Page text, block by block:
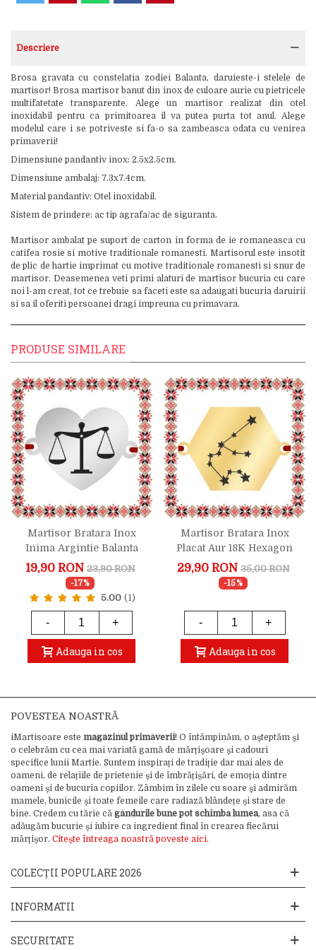
Descriere
Brosa gravata cu constelatia zodiei Balanta, daruieste-i stelele de
martisor! Brosa martisor banut din inox de culoare aurie cu pietricele
multifatetate transparente. Alege un martisor realizat din otel
inoxidabil pentru ca primitoarea il va putea purta tot anul. Alege
modelul care i se potriveste si fa-o sa zambeasca odata cu venirea
primaverii!
Dimensiune pandantiv inox: 2.5x2.5cm.
Dimensiune ambalaj: 7.3x7.4cm.
Material pandantiv: Otel inoxidabil.
Sistem de prindere: ac tip agrafa/ac de siguranta.
Martisor ambalat pe suport de carton in forma de ie romaneasca cu
catifea rosie si motive traditionale romanesti. Martisorul este insotit
de plic de hartie imprimat cu motive traditionale romanesti si snur de
martisor. Deasemenea veti primi alaturi de martisor bucuria cu care
noi l-am creat, tot ce trebuie sa faceti este sa adaugati bucuria daruirii
si sa il oferiti persoanei dragi impreuna cu primavara.
PRODUSE SIMILARE
Martisor Bratara Inox
Inima Argintie Balanta
Justitie
19,90 RON 23,90 RON
-17%
5.00 (1)
- +
Adauga in cos
Martisor Bratara Inox
Placat Aur 18K Hexagon
Constelatie Zodia Varsator
29,90 RON 35,00 RON
-15%
- +
Adauga in cos
POVESTEA NOASTRĂ
iMartisoare este magazinul primăverii! O întâmpinăm, o așteptăm și
o celebrăm cu cea mai variată gamă de mărțișoare și cadouri
specifice lunii Martie. Suntem inspirați de tradiție dar mai ales de
oameni, de relațiile de prietenie și de îmbrățișări, de emoția dintre
oameni și de bucuria copiilor. Zâmbim în zilele cu soare și admirăm
mamele, bunicile și toate femeile care radiază blândețe și stare de
bine. Credem cu tărie că gândurile bune pot schimba lumea, asa că
adăugăm bucurie și iubire ca ingredient final în crearea fiecărui
mărțișor. Citește întreaga noastră poveste aici.
COLECȚII POPULARE 2026
INFORMATII
SECURITATE